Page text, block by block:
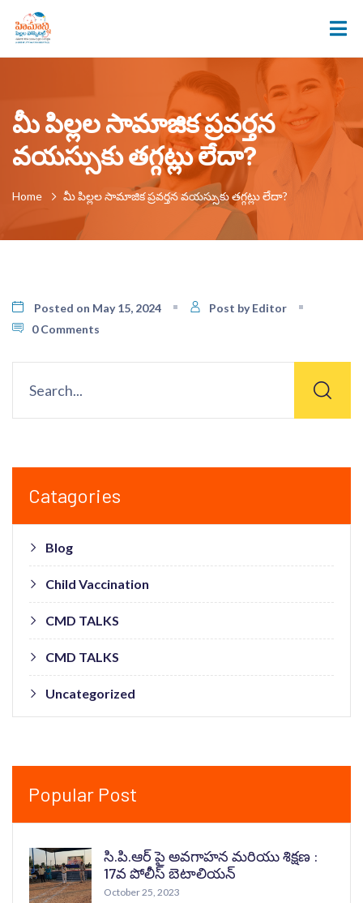
మీ పిల్లల సామాజిక ప్రవర్తన
వయస్సుకు తగ్గట్లు లేదా?
Home మీ పిల్లల సామాజిక ప్రవర్తన వయస్సుకు తగ్గట్లు లేదా?
Posted on May 15, 2024
Post by Editor
0 Comments
Catagories
Blog
Child Vaccination
CMD TALKS
CMD TALKS
Uncategorized
Popular Post
సి.పి.ఆర్ పై అవగాహన మరియు శిక్షణ :
17వ పోలీస్ బెటాలియన్
October 25, 2023